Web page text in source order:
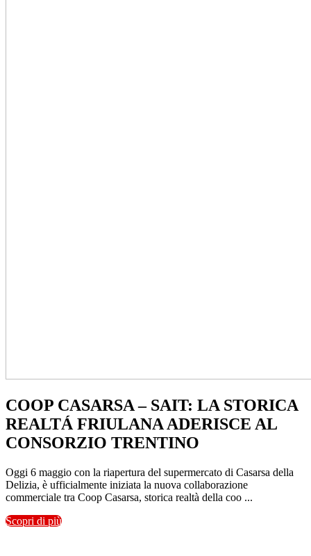
COOP CASARSA – SAIT: LA STORICA
REALTÁ FRIULANA ADERISCE AL
CONSORZIO TRENTINO
Oggi 6 maggio con la riapertura del supermercato di Casarsa della
Delizia, è ufficialmente iniziata la nuova collaborazione
commerciale tra Coop Casarsa, storica realtà della coo ...
Scopri di più